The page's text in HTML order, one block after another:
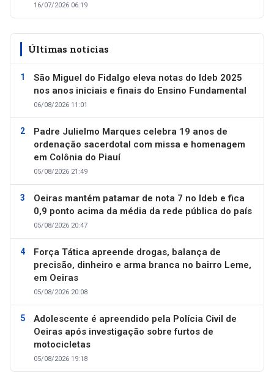
16/07/2026 06:19
Últimas notícias
São Miguel do Fidalgo eleva notas do Ideb 2025
nos anos iniciais e finais do Ensino Fundamental
06/08/2026 11:01
Padre Julielmo Marques celebra 19 anos de
ordenação sacerdotal com missa e homenagem
em Colônia do Piauí
05/08/2026 21:49
Oeiras mantém patamar de nota 7 no Ideb e fica
0,9 ponto acima da média da rede pública do país
05/08/2026 20:47
Força Tática apreende drogas, balança de
precisão, dinheiro e arma branca no bairro Leme,
em Oeiras
05/08/2026 20:08
Adolescente é apreendido pela Polícia Civil de
Oeiras após investigação sobre furtos de
motocicletas
05/08/2026 19:18